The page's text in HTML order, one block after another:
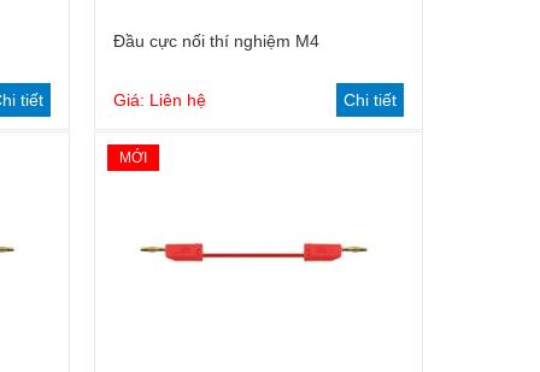
tiết
Đầu cực nối thí nghiệm M4
Giá: Liên hệ Chi tiết
MỚI